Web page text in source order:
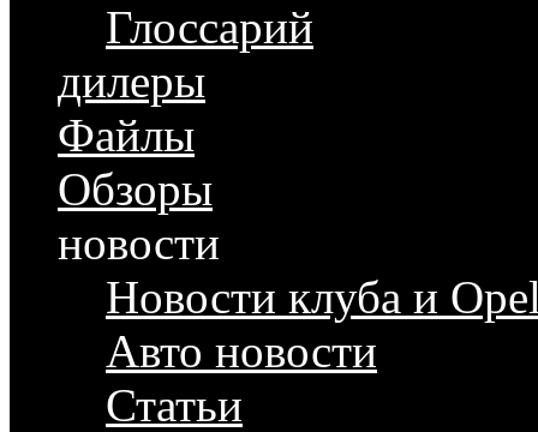
Глоссарий
дилеры
Файлы
Обзоры
новости
Новости клуба и
Авто новости
Статьи